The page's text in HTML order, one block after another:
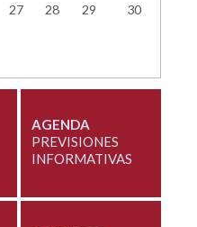
27 28 29 30
AGENDA
PREVISIONES
INFORMATIVAS